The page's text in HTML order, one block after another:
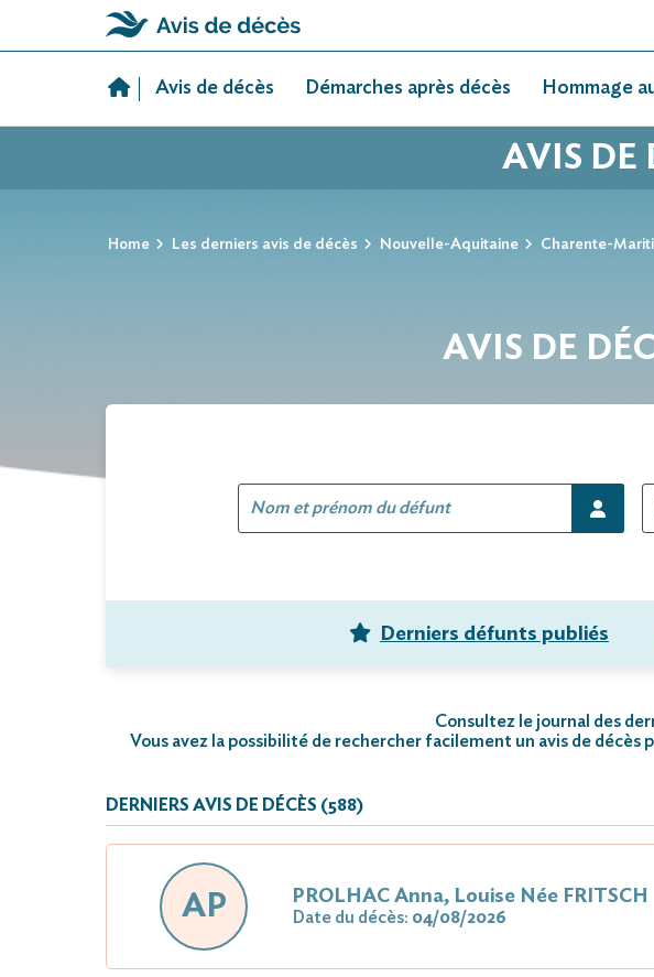
Avis de décès Démarches après décès Hommage
AVIS DE
Home Les derniers avis de décès Nouvelle-Aquitaine Charente-
AVIS DE
Derniers défunts publiés
Consultez le journal des
Vous avez la possibilité de rechercher facilement un avis de
DERNIERS AVIS DE DÉCÈS (588)
AP PROLHAC Anna, Louise Née FRITSCH
Date du décès: 04/08/2026